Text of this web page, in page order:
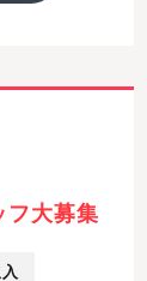
大募集